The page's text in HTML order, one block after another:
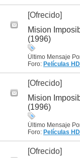
[Ofrecido]
Mision
(1996)
Último Mensaje
Foro: Películas HD
[Ofrecido]
Mision
(1996)
Último Mensaje
Foro: Películas HD
[Ofrecido]